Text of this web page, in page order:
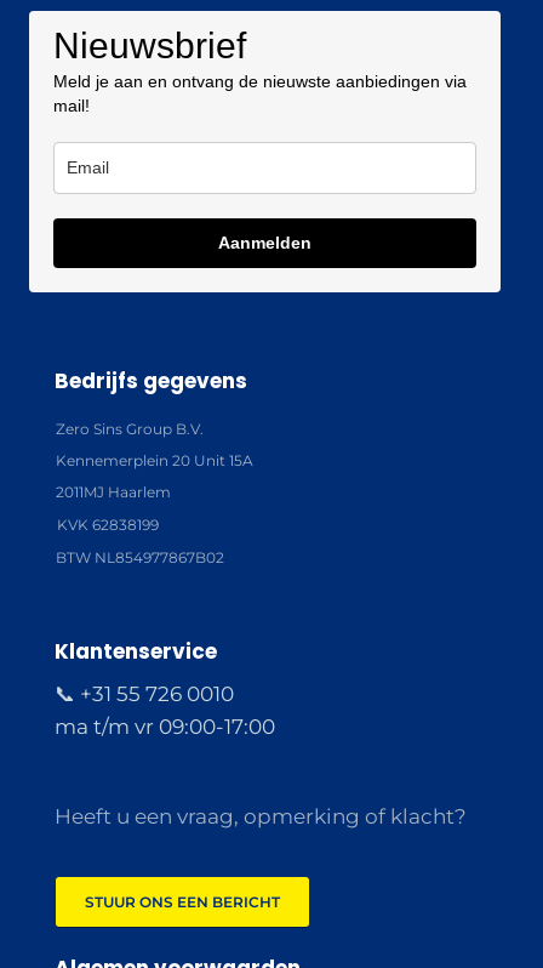
Nieuwsbrief
Meld je aan en ontvang de nieuwste aanbiedingen via
mail!
Aanmelden
Bedrijfs gegevens
Zero Sins Group B.V.
Kennemerplein 20 Unit 15A
2011MJ Haarlem
KVK 62838199
BTW NL854977867B02
Klantenservice
📞 +31 55 726 0010
ma t/m vr 09:00-17:00
Heeft u een vraag, opmerking of klacht?
STUUR ONS EEN BERICHT